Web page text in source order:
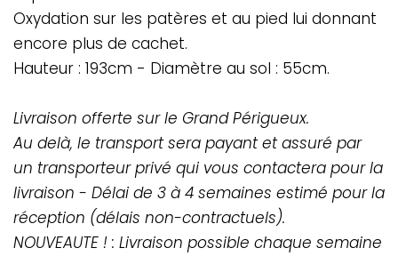
Oxydation sur les patères et au pied lui donnant
encore plus de cachet.
Hauteur : 193cm - Diamètre au sol : 55cm.
Livraison offerte sur le Grand Périgueux.
Au delà, le transport sera payant et assuré par
un transporteur privé qui vous contactera pour la
livraison - Délai de 3 à 4 semaines estimé pour la
réception (délais non-contractuels).
NOUVEAUTE ! : Livraison possible chaque semaine